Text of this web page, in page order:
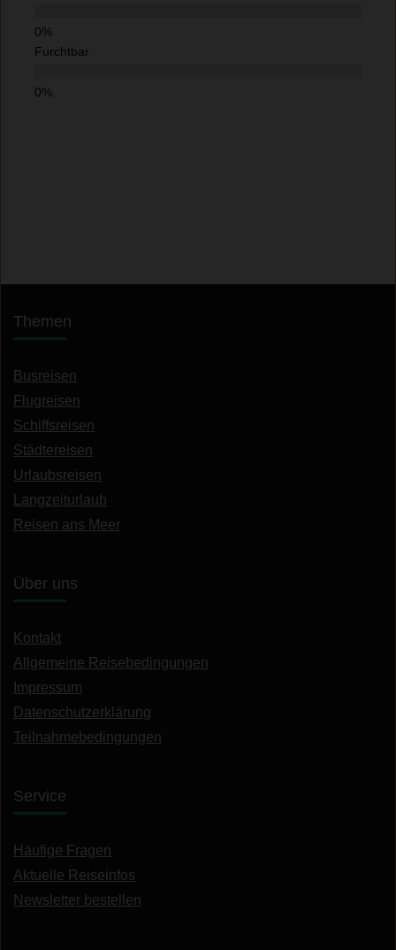
Furchtbar
Themen
Busreisen
Flugreisen
Schiffsreisen
Städtereisen
Urlaubsreisen
Langzeiturlaub
Reisen ans Meer
Über uns
Kontakt
Allgemeine Reisebedingungen
Impressum
Datenschutzerklärung
Teilnahmebedingungen
Service
Häufige Fragen
Aktuelle Reiseinfos
Newsletter bestellen